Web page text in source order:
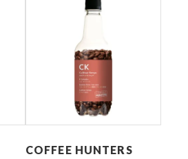
COFFEE HUNTERS